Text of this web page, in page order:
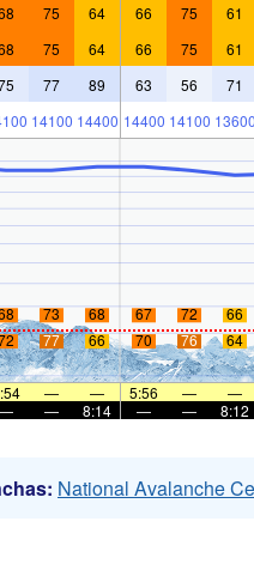
75 64 66 75 61
75 64 66 75 61
77 89 63 56 71
14100 14400 14400 14100 13600
73 68 67 72 66
77 66 70 76 64
— — 5:56 — —
— — 8:14 — — 8:12
National Avalanche